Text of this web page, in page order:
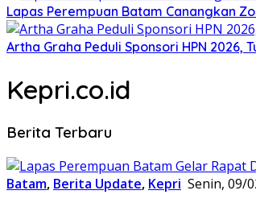
Lapas Perempuan Batam Canangkan
Artha Graha Peduli Sponsori HPN 2026,
Kepri.co.id
Berita Terbaru
Batam, Berita Update, Kepri Senin, 09/